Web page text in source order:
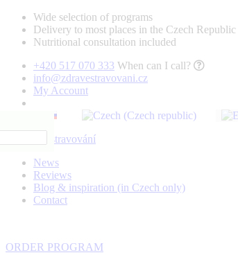
Wide selection of programs
Delivery to most places in the Czech Republic
Nutritional consultation included
+420 517 070 333 When can I call?
info@zdravestravovani.cz
My Account
News
Reviews
Blog & inspiration (in Czech only)
Contact
ORDER PROGRAM